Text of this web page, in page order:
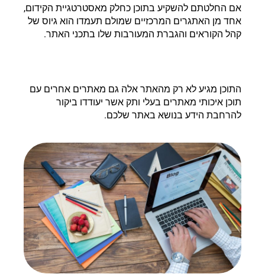
אם החלטתם להשקיע בתוכן כחלק מאסטרטגיית הקידום,
אחד מן האתגרים המרכזיים שמולם תעמדו הוא גיוס של
קהל הקוראים והגברת המעורבות שלו בתכני האתר.
התוכן מגיע לא רק מהאתר אלה גם מאתרים אחרים עם
תוכן איכותי מאתרים בעלי ותק אשר יעודדו ביקור
להרחבת הידע בנושא באתר שלכם.